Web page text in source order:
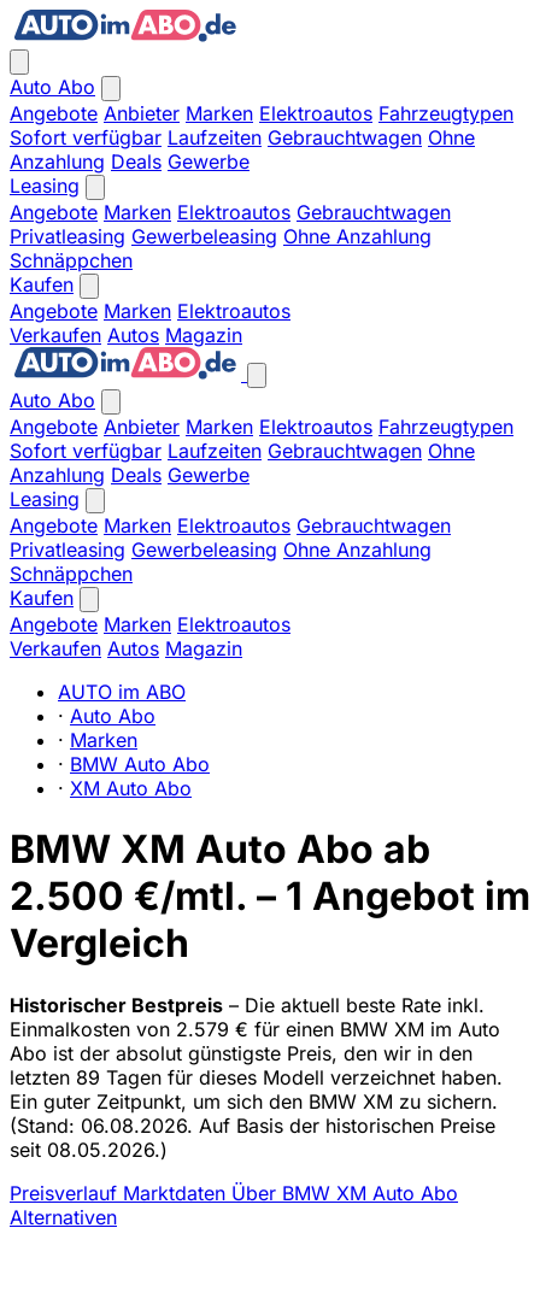
Auto Abo
Angebote Anbieter Marken Elektroautos Fahrzeugtypen
Sofort verfügbar Laufzeiten Gebrauchtwagen Ohne
Anzahlung Deals Gewerbe
Leasing
Angebote Marken Elektroautos Gebrauchtwagen
Privatleasing Gewerbeleasing Ohne Anzahlung
Schnäppchen
Kaufen
Angebote Marken Elektroautos
Verkaufen Autos Magazin
Auto Abo
Angebote Anbieter Marken Elektroautos Fahrzeugtypen
Sofort verfügbar Laufzeiten Gebrauchtwagen Ohne
Anzahlung Deals Gewerbe
Leasing
Angebote Marken Elektroautos Gebrauchtwagen
Privatleasing Gewerbeleasing Ohne Anzahlung
Schnäppchen
Kaufen
Angebote Marken Elektroautos
Verkaufen Autos Magazin
AUTO im ABO
· Auto Abo
· Marken
· BMW Auto Abo
· XM Auto Abo
BMW XM Auto Abo ab
2.500 €/mtl. – 1 Angebot im
Vergleich
Historischer Bestpreis – Die aktuell beste Rate inkl.
Einmalkosten von 2.579 € für einen BMW XM im Auto
Abo ist der absolut günstigste Preis, den wir in den
letzten 89 Tagen für dieses Modell verzeichnet haben.
Ein guter Zeitpunkt, um sich den BMW XM zu sichern.
(Stand: 06.08.2026. Auf Basis der historischen Preise
seit 08.05.2026.)
Preisverlauf Marktdaten Über BMW XM Auto Abo
Alternativen